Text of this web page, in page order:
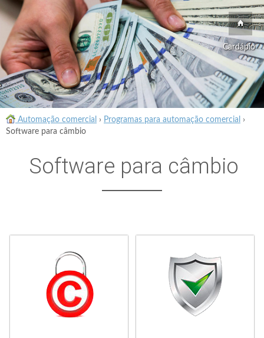
Cardápio
Automação comercial › Programas para automação comercial
›
Software para câmbio
Software para câmbio